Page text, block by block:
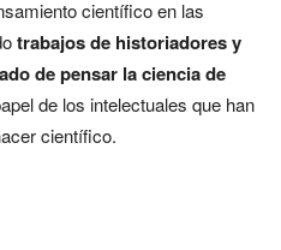
científico en las
trabajos de historiadores y
de pensar la ciencia de
de los intelectuales que han
científico.